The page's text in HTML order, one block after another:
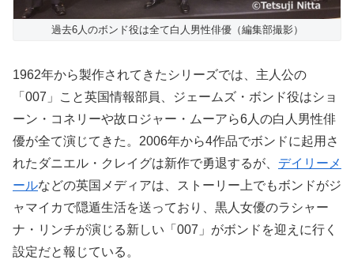
過去6人のボンド役は全て白人男性俳優（編集部撮影）
1962年から製作されてきたシリーズでは、主人公の
「007」こと英国情報部員、ジェームズ・ボンド役はショ
ーン・コネリーや故ロジャー・ムーアら6人の白人男性俳
優が全て演じてきた。2006年から4作品でボンドに起用さ
れたダニエル・クレイグは新作で勇退するが、 デイリーメ
ールなどの英国メディアは、ストーリー上でもボンドがジ
ャマイカで隠遁生活を送っており、黒人女優のラシャー
ナ・リンチが演じる新しい「007」がボンドを迎えに行く
設定だと報じている。